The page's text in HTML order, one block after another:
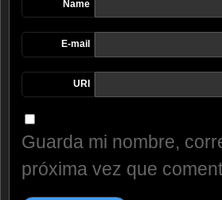
Name
E-mail
URI
Guarda mi nombre,
próxima vez que